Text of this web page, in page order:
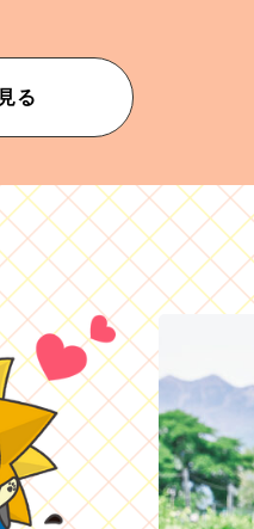
る